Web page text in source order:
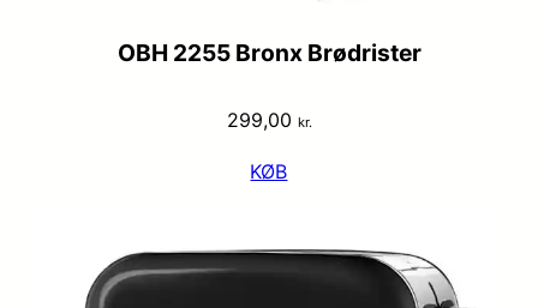
OBH 2255 Bronx Brødrister
299,00 kr.
KØB